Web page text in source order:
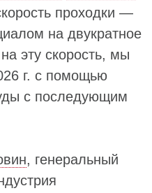
проходки —
на двукратное
эту скорость, мы
г. с помощью
с последующим
, генеральный